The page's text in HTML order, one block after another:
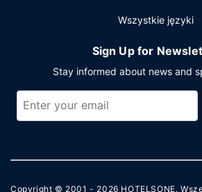
Wszystkie języki
Sign Up for
Stay informed about news and
Copyright © 2001 - 2026 HOTELSONE.